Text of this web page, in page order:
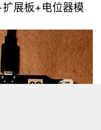
展板+电位器模